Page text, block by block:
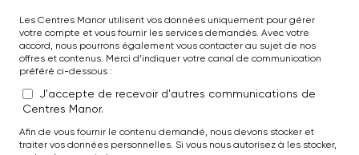
Les Centres Manor utilisent vos données uniquement pour gérer
votre compte et vous fournir les services demandés. Avec votre
accord, nous pourrons également vous contacter au sujet de nos
offres et contenus. Merci d’indiquer votre canal de communication
préféré ci-dessous :
J'accepte de recevoir d'autres communications de
Centres Manor.
Afin de vous fournir le contenu demandé, nous devons stocker et
traiter vos données personnelles. Si vous nous autorisez à les stocker,